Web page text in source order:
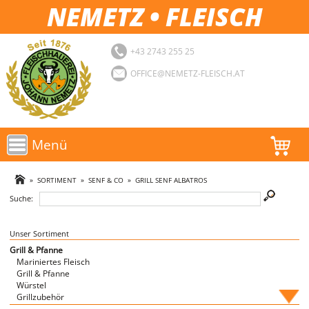
NEMETZ • FLEISCH
+43 2743 255 25
OFFICE@NEMETZ-FLEISCH.AT
Menü
AKTIONEN
SORTIMENT
LOGIN
FAVORITEN
» SORTIMENT» SENF & CO» GRILL SENF ALBATROS
Suche:
Unser Sortiment
Grill & Pfanne
Mariniertes Fleisch
Grill & Pfanne
Würstel
Grillzubehör